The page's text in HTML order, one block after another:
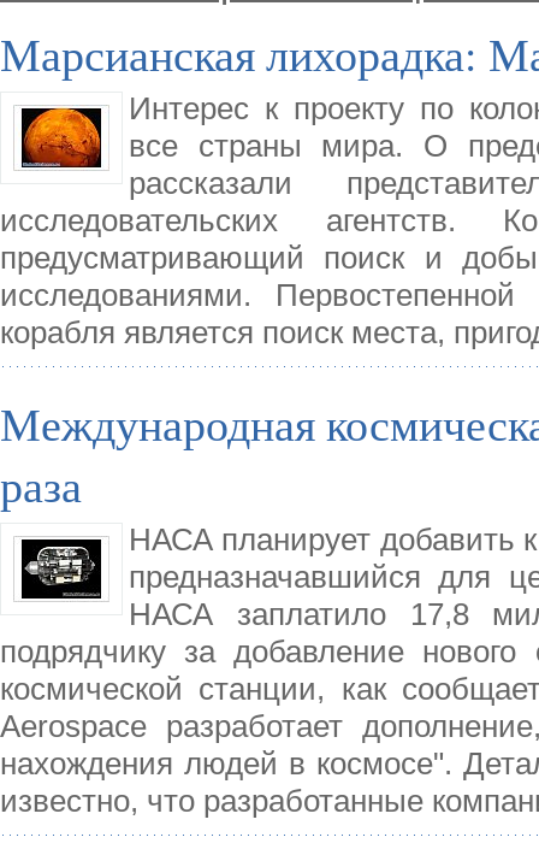
Марсианская лихорадка:
Интерес к проекту по
все страны мира. О
рассказали
исследовательских агентств.
предусматривающий поиск и
исследованиями. Первостепенной
корабля является поиск места,
Международная
раза
НАСА планирует добавить
предназначавшийся для
НАСА заплатило 17,8
подрядчику за добавление
космической станции, как
Aerospace разработает
нахождения людей в космосе".
известно, что разработанные